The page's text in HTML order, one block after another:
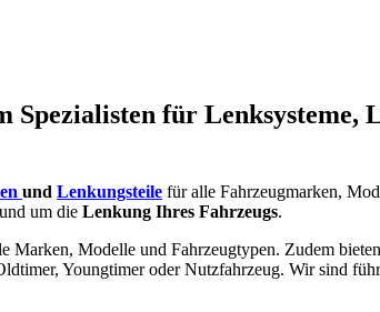
Spezialisten für Lenksysteme,
und Lenkungsteile für alle Fahrzeugmarken,
um die Lenkung Ihres Fahrzeugs.
Modelle und Fahrzeugtypen. Zudem
Youngtimer oder Nutzfahrzeug. Wir sind